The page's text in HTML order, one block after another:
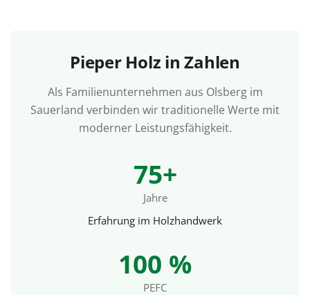
Pieper Holz in Zahlen
Als Familienunternehmen aus Olsberg im
Sauerland verbinden wir traditionelle Werte mit
moderner Leistungsfähigkeit.
75+
Jahre
Erfahrung im Holzhandwerk
100 %
PEFC